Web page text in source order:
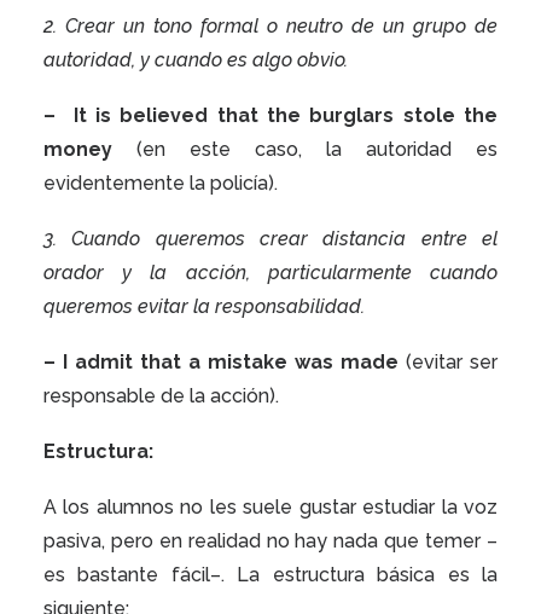
2. Crear un tono formal o neutro de un grupo de
autoridad, y cuando es algo obvio.
– It is believed that the burglars stole the
money (en este caso, la autoridad es
evidentemente la policía).
3. Cuando queremos crear distancia entre el
orador y la acción, particularmente cuando
queremos evitar la responsabilidad.
– I admit that a mistake was made (evitar ser
responsable de la acción).
Estructura:
A los alumnos no les suele gustar estudiar la voz
pasiva, pero en realidad no hay nada que temer –
es bastante fácil–. La estructura básica es la
siguiente: